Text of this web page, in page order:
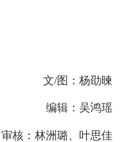
文/图：杨劭暕
编辑：吴鸿瑶
审核：林洲璐、叶思佳